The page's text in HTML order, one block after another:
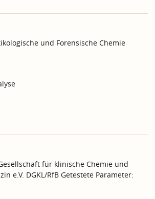
und Forensische Chemie
für klinische Chemie und
e.V. DGKL/RfB Getestete Parameter: